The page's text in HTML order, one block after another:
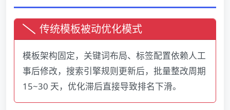
传统模板被动优化模式
模板架构固定，关键词布局、标签配置依赖人工
事后修改，搜索引擎规则更新后，批量整改周期
15~30 天，优化滞后直接导致排名下滑。